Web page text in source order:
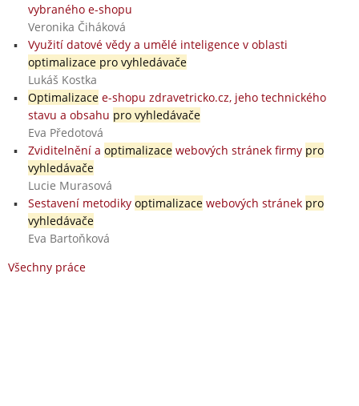
vybraného e-shopu
Veronika Čiháková
Využití datové vědy a umělé inteligence v oblasti
optimalizace pro vyhledávače
Lukáš Kostka
Optimalizacee-shopu zdravetricko.cz, jeho technického
stavu a obsahu pro vyhledávače
Eva Předotová
Zviditelnění a optimalizacewebových stránek firmy pro
vyhledávače
Lucie Murasová
Sestavení metodiky optimalizacewebových stránek pro
vyhledávače
Eva Bartoňková
Všechny práce